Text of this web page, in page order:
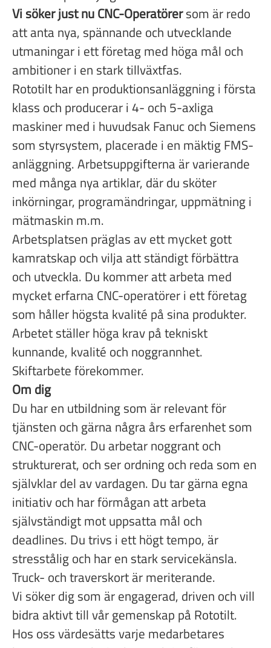
Vi söker just nu CNC-Operatörersom är redo
att anta nya, spännande och utvecklande
utmaningar i ett företag med höga mål och
ambitioner i en stark tillväxtfas.
Rototilt har en produktionsanläggning i första
klass och producerar i 4- och 5-axliga
maskiner med i huvudsak Fanuc och Siemens
som styrsystem, placerade i en mäktig FMS-
anläggning. Arbetsuppgifterna är varierande
med många nya artiklar, där du sköter
inkörningar, programändringar, uppmätning i
mätmaskin m.m.
Arbetsplatsen präglas av ett mycket gott
kamratskap och vilja att ständigt förbättra
och utveckla. Du kommer att arbeta med
mycket erfarna CNC-operatörer i ett företag
som håller högsta kvalité på sina produkter.
Arbetet ställer höga krav på tekniskt
kunnande, kvalité och noggrannhet.
Skiftarbete förekommer.
Om dig
Du har en utbildning som är relevant för
tjänsten och gärna några års erfarenhet som
CNC-operatör. Du arbetar noggrant och
strukturerat, och ser ordning och reda som en
självklar del av vardagen. Du tar gärna egna
initiativ och har förmågan att arbeta
självständigt mot uppsatta mål och
deadlines. Du trivs i ett högt tempo, är
stresstålig och har en stark servicekänsla.
Truck- och traverskort är meriterande.
Vi söker dig som är engagerad, driven och vill
bidra aktivt till vår gemenskap på Rototilt.
Hos oss värdesätts varje medarbetares